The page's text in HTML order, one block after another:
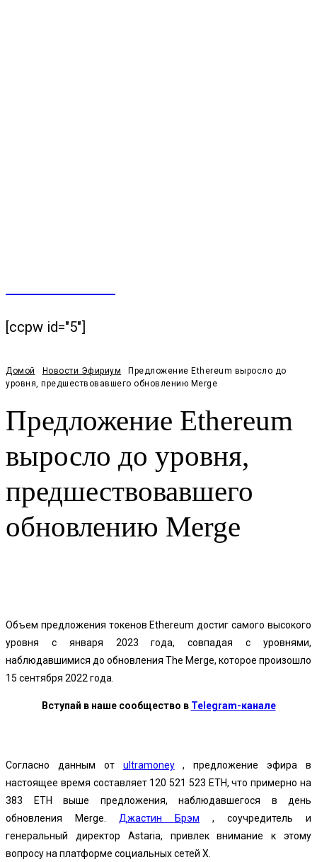
[ccpw id="5"]
Домой Новости Эфириум
Предложение Ethereum выросло до
уровня, предшествовавшего обновлению Merge
Предложение Ethereum
выросло до уровня,
предшествовавшего
обновлению Merge
Объем предложения токенов Ethereum достиг самого высокого
уровня с января 2023 года, совпадая с уровнями,
наблюдавшимися до обновления The Merge, которое произошло
15 сентября 2022 года.
Вступай в наше сообщество в Telegram-канале
Согласно данным от ultramoney, предложение эфира в
настоящее время составляет 120 521 523 ETH, что примерно на
383 ETH выше предложения, наблюдавшегося в день
обновления Merge. Джастин Брэм , соучредитель и
генеральный директор Astaria, привлек внимание к этому
вопросу на платформе социальных сетей X.